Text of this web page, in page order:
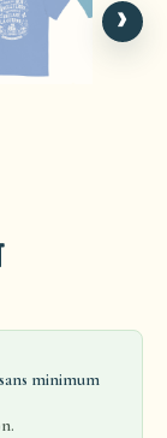
minimum
›